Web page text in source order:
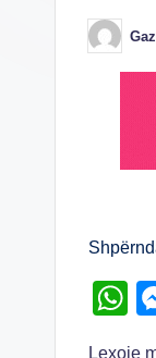
Posted
by
Lexoje